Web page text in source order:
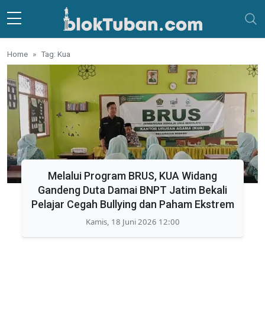
Skip to main content
Home Tag: Kua
Melalui Program BRUS, KUA Widang
Gandeng Duta Damai BNPT Jatim Bekali
Pelajar Cegah Bullying dan Paham Ekstrem
Kamis, 18 Juni 2026 12:00